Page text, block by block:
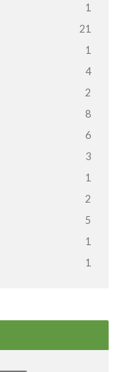
1
21
1
4
2
8
6
3
1
2
5
1
1